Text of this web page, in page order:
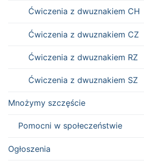
Ćwiczenia z dwuznakiem CH
Ćwiczenia z dwuznakiem CZ
Ćwiczenia z dwuznakiem RZ
Ćwiczenia z dwuznakiem SZ
Mnożymy szczęście
Pomocni w społeczeństwie
Ogłoszenia